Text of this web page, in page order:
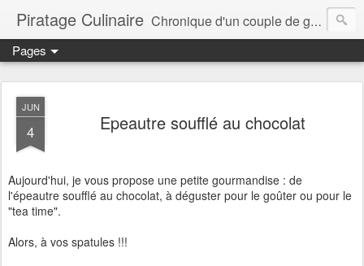
Piratage Culinaire Chronique d'un couple de gourmands
Pages
JUN
4 Epeautre soufflé au chocolat
Aujourd'hui, je vous propose une petite gourmandise : de
l'épeautre soufflé au chocolat, à déguster pour le goûter ou pour le
"tea time".
Alors, à vos spatules !!!